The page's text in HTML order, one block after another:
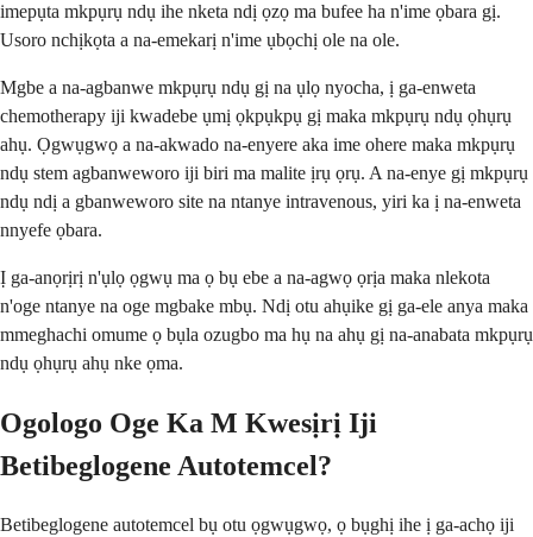
imepụta mkpụrụ ndụ ihe nketa ndị ọzọ ma bufee ha n'ime ọbara gị.
Usoro nchịkọta a na-emekarị n'ime ụbọchị ole na ole.
Mgbe a na-agbanwe mkpụrụ ndụ gị na ụlọ nyocha, ị ga-enweta
chemotherapy iji kwadebe ụmị ọkpụkpụ gị maka mkpụrụ ndụ ọhụrụ
ahụ. Ọgwụgwọ a na-akwado na-enyere aka ime ohere maka mkpụrụ
ndụ stem agbanweworo iji biri ma malite ịrụ ọrụ. A na-enye gị mkpụrụ
ndụ ndị a gbanweworo site na ntanye intravenous, yiri ka ị na-enweta
nnyefe ọbara.
Ị ga-anọrịrị n'ụlọ ọgwụ ma ọ bụ ebe a na-agwọ ọrịa maka nlekota
n'oge ntanye na oge mgbake mbụ. Ndị otu ahụike gị ga-ele anya maka
mmeghachi omume ọ bụla ozugbo ma hụ na ahụ gị na-anabata mkpụrụ
ndụ ọhụrụ ahụ nke ọma.
Ogologo Oge Ka M Kwesịrị Iji
Betibeglogene Autotemcel?
Betibeglogene autotemcel bụ otu ọgwụgwọ, ọ bụghị ihe ị ga-achọ iji